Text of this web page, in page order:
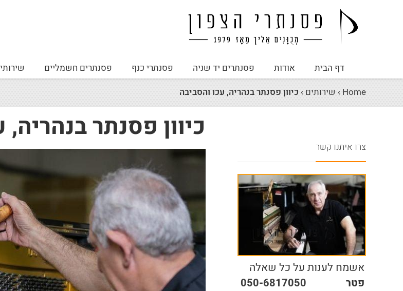
דף הבית אודות פסנתרים יד שניה פסנתרי כנף פסנתרים חשמליים
Home
› שירותים › כיוון פסנתר בנהריה, עכו והסביבה
כיוון פסנתר
צרו איתנו קשר
אשמח לענות על כל שאלה
פטר